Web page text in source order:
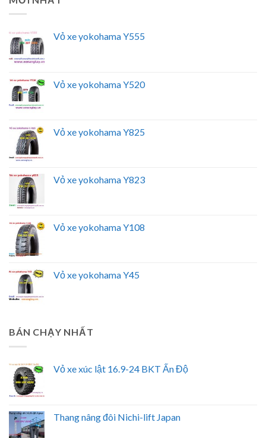
Vỏ xe yokohama Y555
Vỏ xe yokohama Y520
Vỏ xe yokohama Y825
Vỏ xe yokohama Y823
Vỏ xe yokohama Y108
Vỏ xe yokohama Y45
BÁN CHẠY NHẤT
Vỏ xe xúc lật 16.9-24 BKT Ấn Độ
Thang nâng đôi Nichi-lift Japan